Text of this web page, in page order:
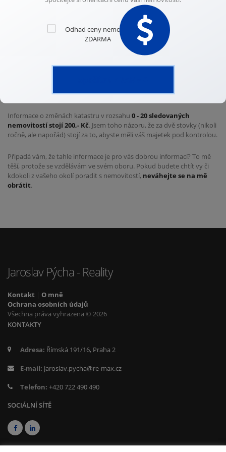
Informace o změnách jsou uživateli služby zasílány na jeho žádost
jedním ze způsobů:
- krátkou textovou zprávou (SMS).
Informace o změnách katastru v rozsahu 0 - 20 sledovaných
nemovitostí stojí 200,- Kč. Jsem toho názoru, že za dvě stovky (nikoli
ročně, ale napořád) stojí za to, abyste měli váš majetek pod kontrolou.
Připadá vám, že tahle informace je pro vás dobrou informací? To mě
těší, protože se vzdělávám ve svém oboru. Pokud budete chtít vy či
kdokoli z vašeho okolí poradit s nemovitostí, neváhejte se na mě
obrátit.
Jaroslav Pýcha - Reality
Kontakt | O mně
Ochrana osobních údajů
Všechna práva vyhrazena © 2026
KONTAKTY
Adresa: Římská 191/16, Praha 2
E-mail: jaroslav.pycha@re-max.cz
Telefon: +420 722 490 490
SOCIÁLNÍ SÍTĚ